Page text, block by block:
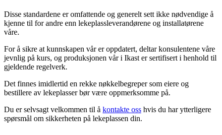
Disse standardene er omfattende og generelt sett ikke nødvendige å
kjenne til for andre enn lekeplassleverandørene og installatørene
våre.
For å sikre at kunnskapen vår er oppdatert, deltar konsulentene våre
jevnlig på kurs, og produksjonen vår i Ikast er sertifisert i henhold til
gjeldende regelverk.
Det finnes imidlertid en rekke nøkkelbegreper som eiere og
bestillere av lekeplasser bør være oppmerksomme på.
Du er selvsagt velkommen til å kontakte oss hvis du har ytterligere
spørsmål om sikkerheten på lekeplassen din.